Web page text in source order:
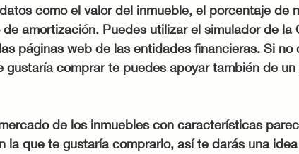
como el valor del inmueble, el porcentaje de
amortización. Puedes utilizar el simulador de la
páginas web de las entidades financieras. Si no
gustaría comprar te puedes apoyar también de
de los inmuebles con características
la que te gustaría comprarlo, así te darás una